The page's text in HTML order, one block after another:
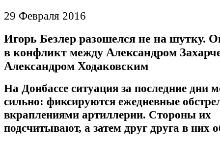
29 Февраля 2016
Игорь Безлер разошелся не на шутку.
в конфликт между Александром
Александром Ходаковским
На Донбассе ситуация за последние дни
сильно: фиксируются ежедневные
вкраплениями артиллерии. Стороны их
подсчитывают, а затем друг друга в них